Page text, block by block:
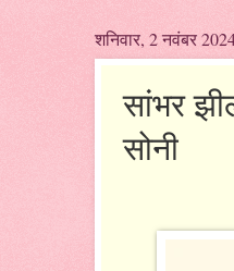
शनिवार, 2 नवंबर
सांभर
सोनी